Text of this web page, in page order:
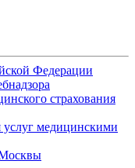
Федерации
страхования
услуг медицинскими
Москвы